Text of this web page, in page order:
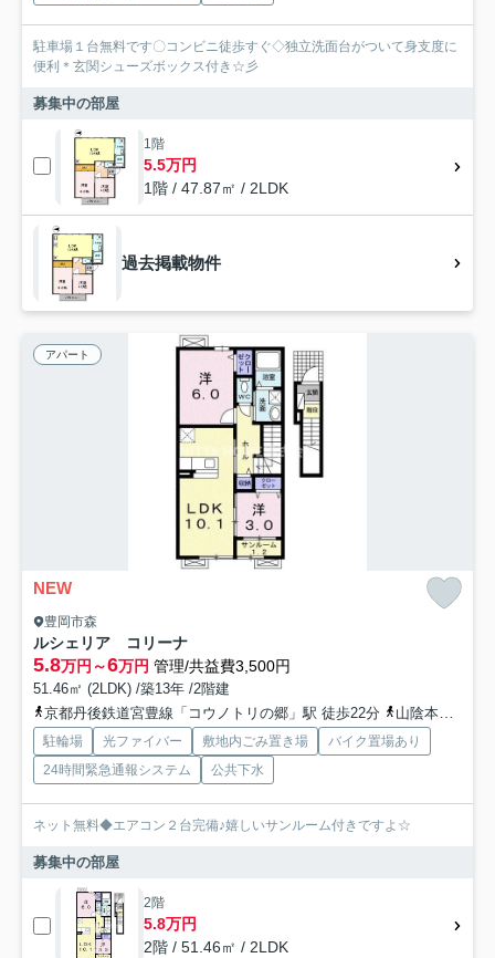
駐車場１台無料です〇コンビニ徒歩すぐ◇独立洗面台がついて身支度に
便利＊玄関シューズボックス付き☆彡
募集中の部屋
1階
5.5万円
1階 / 47.87㎡ / 2LDK
過去掲載物件
アパート
NEW
豊岡市森
ルシェリア コリーナ
5.8万円～6万円 管理/共益費3,500円
51.46㎡ (2LDK) /築13年 /2階建
京都丹後鉄道宮豊線「コウノトリの郷」駅 徒歩22分
山陰本線「豊岡」駅 徒歩33分
駐輪場 光ファイバー 敷地内ごみ置き場
バイク置場あり
24時間緊急通報システム
公共下水
ネット無料◆エアコン２台完備♪嬉しいサンルーム付きですよ☆
募集中の部屋
2階
5.8万円
2階 / 51.46㎡ / 2LDK